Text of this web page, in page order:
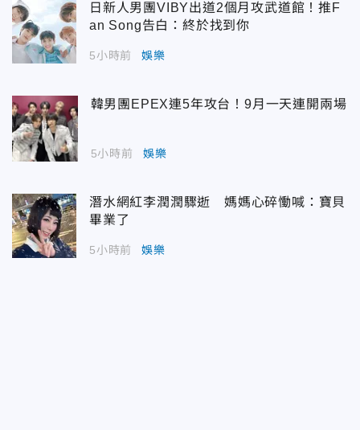
日新人男團VIBY出道2個月攻武道館！推F
an Song告白：終於找到你
5小時前 娛樂
韓男團EPEX連5年攻台！9月一天連開兩場
5小時前 娛樂
潛水網紅李潤潤驟逝 媽媽心碎慟喊：寶貝
畢業了
5小時前 娛樂